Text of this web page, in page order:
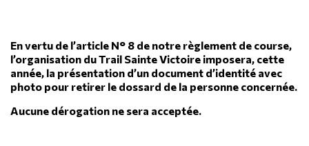
En vertu de l’article N° 8 de notre règlement de course,
l’organisation du Trail Sainte Victoire imposera, cette
année, la présentation d’un document d’identité avec
photo pour retirer le dossard de la personne concernée.
Aucune dérogation ne sera acceptée.